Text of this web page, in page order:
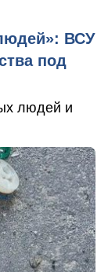
ВСУ
под
людей и